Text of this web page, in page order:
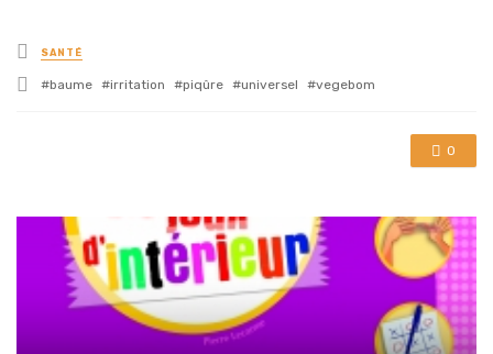
Posted
in
SANTÉ
Tagged
baume irritation piqûre universel vegebom
0